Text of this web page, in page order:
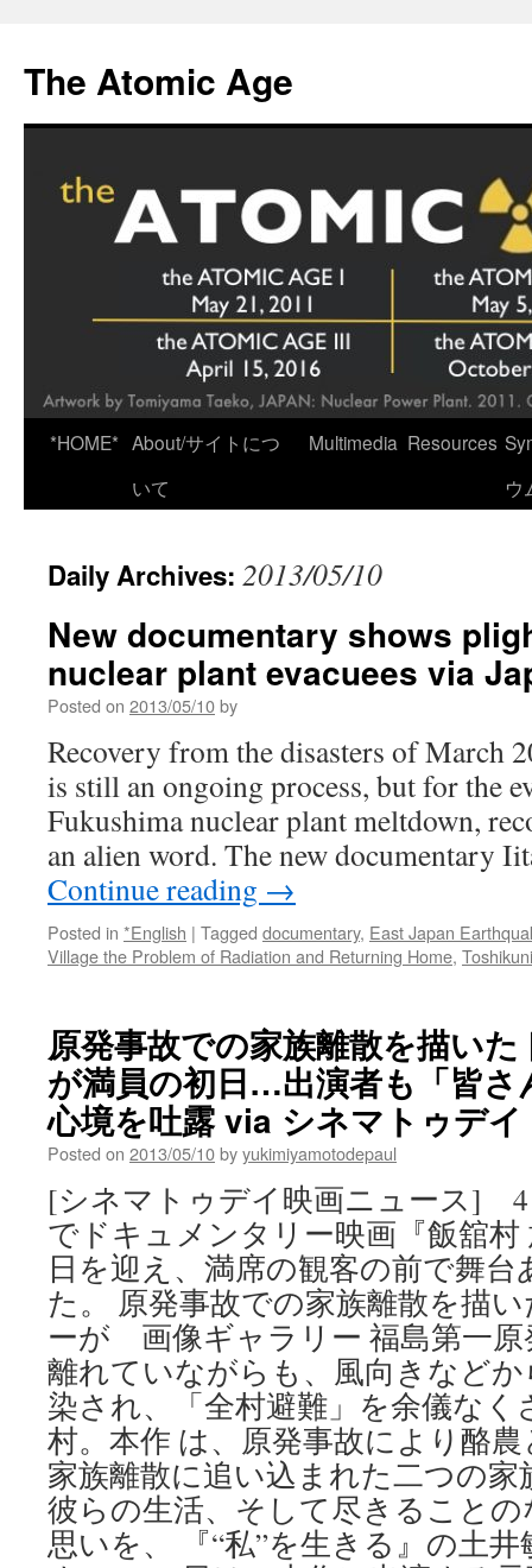
content
The Atomic Age
*HOME* About/サイトにつ
いて
Multimedia Resources
ウ
Daily Archives: 2013/05/10
New documentary shows
nuclear plant evacuees via
Posted on 2013/05/10by
Recovery from the disasters of March
is still an ongoing process, but for the
Fukushima nuclear plant meltdown,
an alien word. The new documentary
Continue reading →
Posted in *English | Tagged documentary, East Japan
Village the Problem of Radiation and Returning Home,
原発事故での家族離散を描い
が満員の初日…出演者も「皆さ
心境を吐露 via シネマトゥデイ
Posted on 2013/05/10byyukimiyamotodepaul
[シネマトゥデイ映画ニュース] 4
でドキュメンタリー映画『飯舘村
日を迎え、満席の観客の前で舞
た。 原発事故での家族離散を描
ーが 画像ギャラリー 福島第一原
離れていながらも、風向きなど
染され、「全村避難」を余儀なく
村。本作 は、原発事故により酪
家族離散に追い込まれた二つの家
彼らの生活、そして尽きること
思いを、 『“私”を生きる』の土